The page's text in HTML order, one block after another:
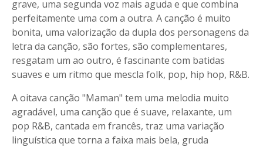
grave, uma segunda voz mais aguda e que combina
perfeitamente uma com a outra. A canção é muito
bonita, uma valorização da dupla dos personagens da
letra da canção, são fortes, são complementares,
resgatam um ao outro, é fascinante com batidas
suaves e um ritmo que mescla folk, pop, hip hop, R&B.
A oitava canção "Maman" tem uma melodia muito
agradável, uma canção que é suave, relaxante, um
pop R&B, cantada em francês, traz uma variação
linguística que torna a faixa mais bela, gruda